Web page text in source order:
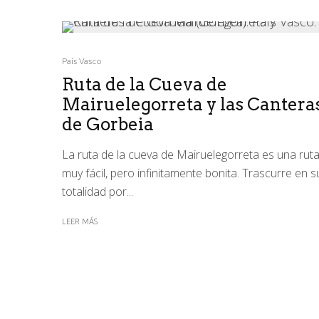
País Vasco
Ruta de la Cueva de
Mairuelegorreta y las
de Gorbeia
La ruta de la cueva de Mairuelegorreta es una ruta
muy fácil, pero infinitamente bonita. Trascurre en
totalidad por...
LEER MÁS